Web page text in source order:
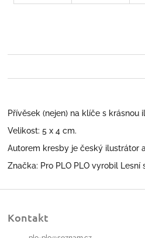
Přívěsek (nejen) na klíče s
Velikost: 5 x 4 cm.
Autorem kresby je český ilustrátor
Značka: Pro PLO PLO vyrobil Lesní
Kontakt